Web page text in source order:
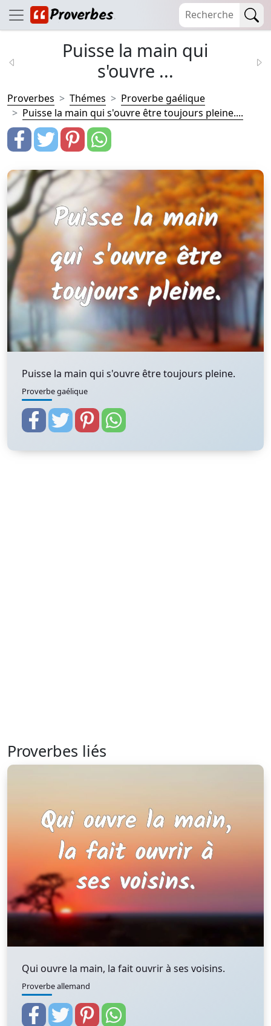
Puisse la main qui
s'ouvre ...
Proverbes Thémes
Proverbe gaélique
Puisse la main qui s'ouvre être toujours pleine....
Puisse la main qui s'ouvre être toujours pleine.
Proverbe gaélique
Proverbes liés
Qui ouvre la main, la fait ouvrir à ses voisins.
Proverbe allemand